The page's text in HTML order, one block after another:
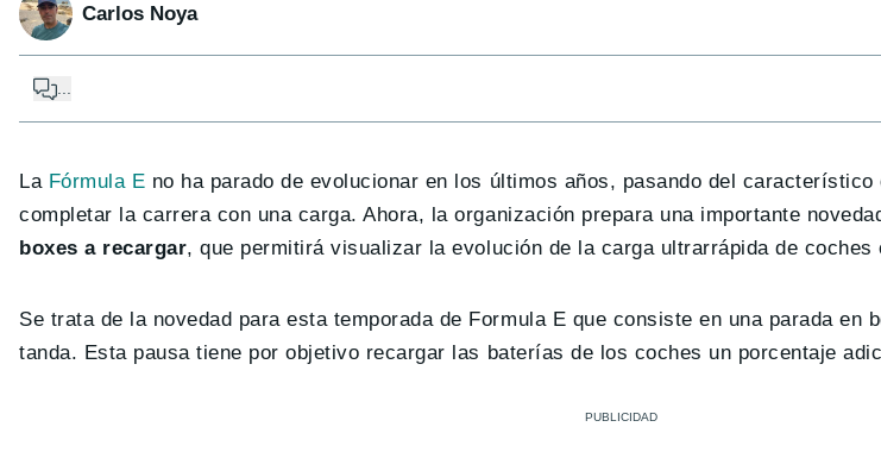
Carlos Noya
...
LaFórmula E no ha parado de evolucionar en los últimos años, pasando del
completar la carrera con una carga. Ahora, la organización prepara una importante
boxes a recargar, que permitirá visualizar la evolución de la carga ultrarrápida de coches
Se trata de la novedad para esta temporada de Formula E que consiste en una parada en
tanda. Esta pausa tiene por objetivo recargar las baterías de los coches un porcentaje